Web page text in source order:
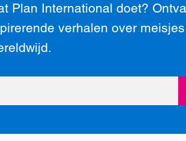
Plan International doet?
verhalen over meisjes